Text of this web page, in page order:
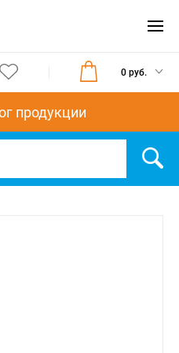
0 руб.
продукции